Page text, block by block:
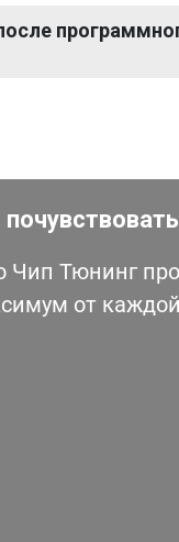
Тюнинг
от